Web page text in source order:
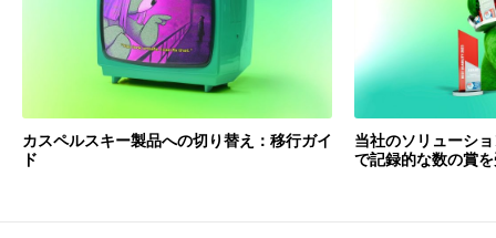
カスペルスキー製品への切り替え：移行ガイ
ド
当社のソリューシ
で記録的な数の賞